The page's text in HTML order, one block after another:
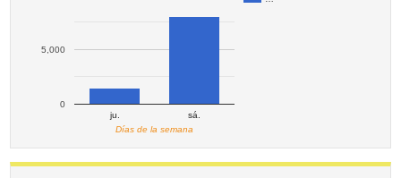
ju. sá.
0
5,000
Días de la semana